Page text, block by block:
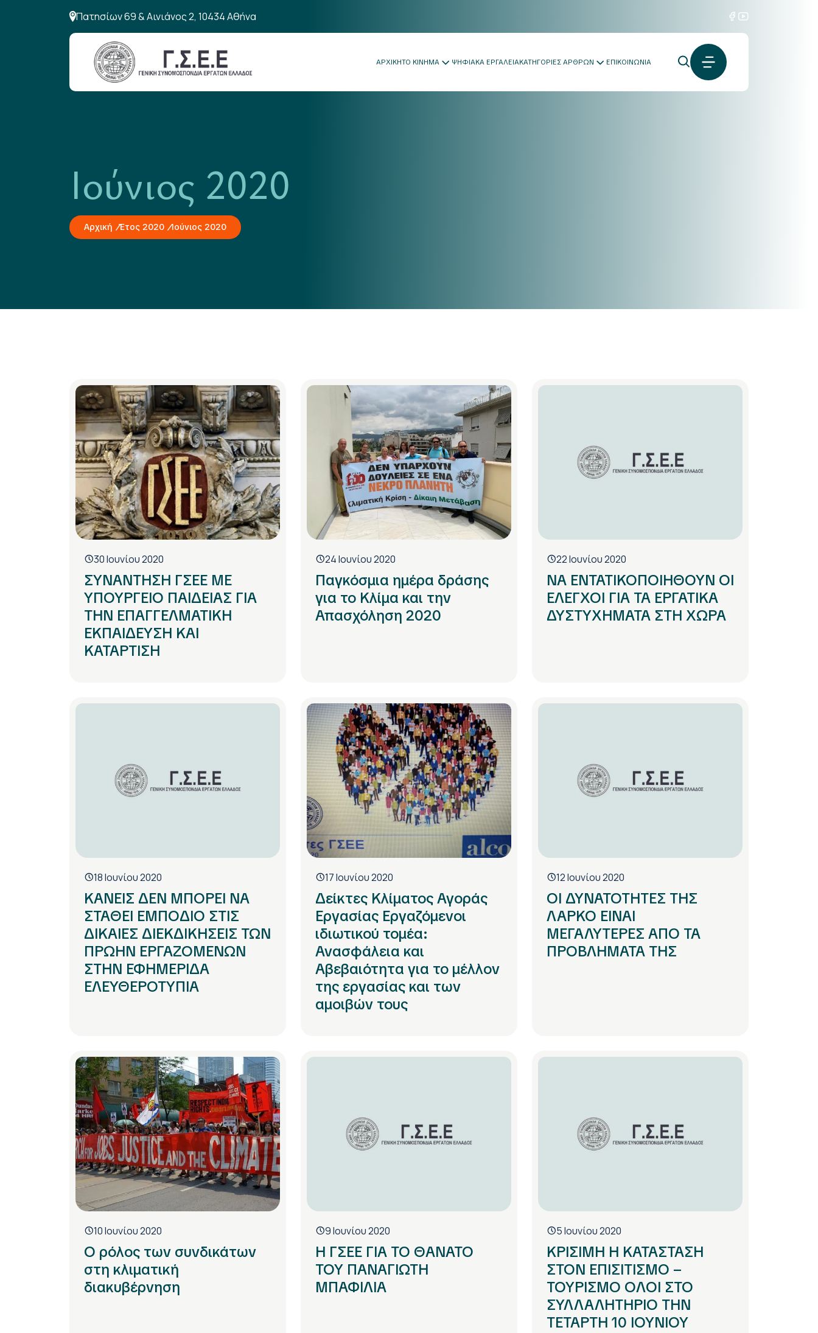
Πατησίων 69 & Αινιάνος 2, 10434 Αθήνα
ΑΡΧΙΚΗΤΟ ΚΙΝΗΜΑ ΨΗΦΙΑΚΑ ΕΡΓΑΛΕΙΑΚΑΤΗΓΟΡΙΕΣ ΑΡΘΡΩΝ ΕΠΙΚΟΙΝΩΝΙΑ
Ιούνιος 2020
Αρχική Έτος 2020 Ιούνιος 2020
30 Ιουνίου 2020
ΣΥΝΑΝΤΗΣΗ ΓΣΕΕ ΜΕ
ΥΠΟΥΡΓΕΙΟ ΠΑΙΔΕΙΑΣ ΓΙΑ
ΤΗΝ ΕΠΑΓΓΕΛΜΑΤΙΚΗ
ΕΚΠΑΙΔΕΥΣΗ ΚΑΙ
ΚΑΤΑΡΤΙΣΗ
24 Ιουνίου 2020
Παγκόσμια ημέρα δράσης
για το Κλίμα και την
Απασχόληση 2020
22 Ιουνίου 2020
ΝΑ ΕΝΤΑΤΙΚΟΠΟΙΗΘΟΥΝ ΟΙ
ΕΛΕΓΧΟΙ ΓΙΑ ΤΑ ΕΡΓΑΤΙΚΑ
ΔΥΣΤΥΧΗΜΑΤΑ ΣΤΗ ΧΩΡΑ
18 Ιουνίου 2020
ΚΑΝΕΙΣ ΔΕΝ ΜΠΟΡΕΙ ΝΑ
ΣΤΑΘΕΙ ΕΜΠΟΔΙΟ ΣΤΙΣ
ΔΙΚΑΙΕΣ ΔΙΕΚΔΙΚΗΣΕΙΣ ΤΩΝ
ΠΡΩΗΝ ΕΡΓΑΖΟΜΕΝΩΝ
ΣΤΗΝ ΕΦΗΜΕΡΙΔΑ
ΕΛΕΥΘΕΡΟΤΥΠΙΑ
17 Ιουνίου 2020
Δείκτες Κλίματος Αγοράς
Εργασίας Εργαζόμενοι
ιδιωτικού τομέα:
Ανασφάλεια και
Αβεβαιότητα για το μέλλον
της εργασίας και των
αμοιβών τους
12 Ιουνίου 2020
ΟΙ ΔΥΝΑΤΟΤΗΤΕΣ ΤΗΣ
ΛΑΡΚΟ ΕΙΝΑΙ
ΜΕΓΑΛΥΤΕΡΕΣ ΑΠΟ ΤΑ
ΠΡΟΒΛΗΜΑΤΑ ΤΗΣ
10 Ιουνίου 2020
Ο ρόλος των συνδικάτων
στη κλιματική
διακυβέρνηση
9 Ιουνίου 2020
Η ΓΣΕΕ ΓΙΑ ΤΟ ΘΑΝΑΤΟ
ΤΟΥ ΠΑΝΑΓΙΩΤΗ
ΜΠΑΦΙΛΙΑ
5 Ιουνίου 2020
ΚΡΙΣΙΜΗ Η ΚΑΤΑΣΤΑΣΗ
ΣΤΟΝ ΕΠΙΣΙΤΙΣΜΟ –
ΤΟΥΡΙΣΜΟ ΟΛΟΙ ΣΤΟ
ΣΥΛΛΑΛΗΤΗΡΙΟ ΤΗΝ
ΤΕΤΑΡΤΗ 10 ΙΟΥΝΙΟΥ